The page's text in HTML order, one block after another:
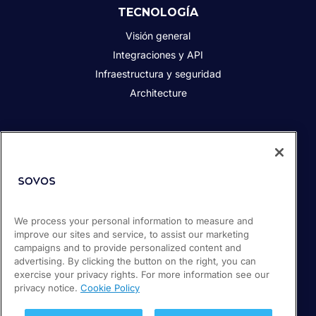
TECNOLOGÍA
Visión general
Integraciones y API
Infraestructura y seguridad
Architecture
Socios
Sala de prensa
Empleos
We process your personal information to measure and
improve our sites and service, to assist our marketing
campaigns and to provide personalized content and
advertising. By clicking the button on the right, you can
exercise your privacy rights. For more information see our
privacy notice. Cookie Policy